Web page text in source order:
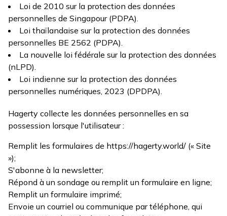
Loi de 2010 sur la protection des données
personnelles de Singapour (PDPA).
Loi thaïlandaise sur la protection des données
personnelles BE 2562 (PDPA).
La nouvelle loi fédérale sur la protection des données
(nLPD).
Loi indienne sur la protection des données
personnelles numériques, 2023 (DPDPA).
Hagerty collecte les données personnelles en sa
possession lorsque l'utilisateur :
Remplit les formulaires de https://hagerty.world/ (« Site
»);
S'abonne à la newsletter;
Répond à un sondage ou remplit un formulaire en ligne;
Remplit un formulaire imprimé;
Envoie un courriel ou communique par téléphone, qui